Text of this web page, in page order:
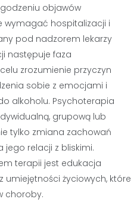
objawów
wymagać hospitalizacji i
pod nadzorem lekarzy
następuje faza
zrozumienie przyczyn
sobie z emocjami i
alkoholu. Psychoterapia
grupową lub
tylko zmiana zachowań
relacji z bliskimi.
terapii jest edukacja
umiejętności życiowych, które
choroby.